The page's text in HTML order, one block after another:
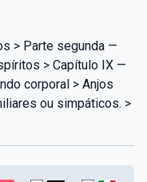
> Parte segunda —
> Capítulo IX —
corporal > Anjos
ou simpáticos. >